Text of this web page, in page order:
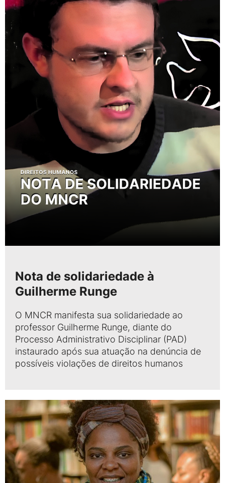
Nota de solidariedade à
Guilherme Runge
O MNCR manifesta sua solidariedade ao
professor Guilherme Runge, diante do
Processo Administrativo Disciplinar (PAD)
instaurado após sua atuação na denúncia de
possíveis violações de direitos humanos